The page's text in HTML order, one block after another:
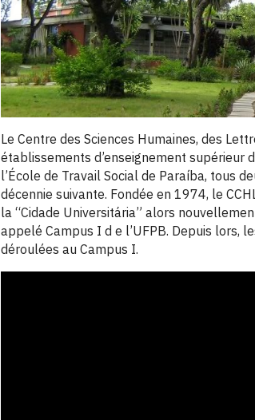
Le Centre des Sciences Humaines, des
établissements d’enseignement supérieur
l’École de Travail Social de Paraíba, tous
décennie suivante. Fondée en 1974, le
la “Cidade Universitária” alors
appelé Campus I d e l’UFPB. Depuis lors,
déroulées au Campus I.